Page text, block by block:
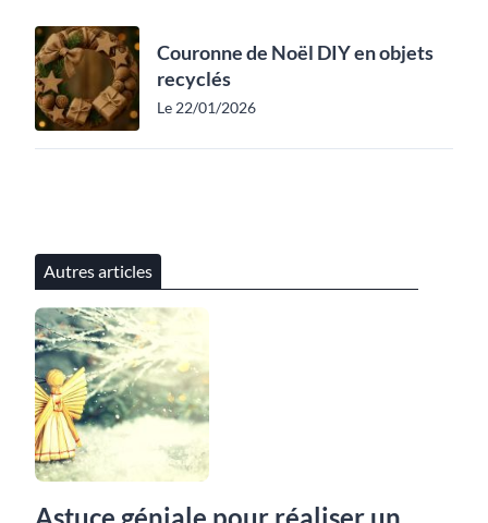
Couronne de Noël DIY en objets
recyclés
Le 22/01/2026
Autres articles